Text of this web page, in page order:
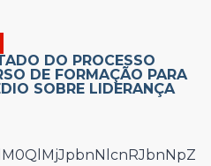
DO PROCESSO
DE FORMAÇÃO PARA
SOBRE LIDERANÇA